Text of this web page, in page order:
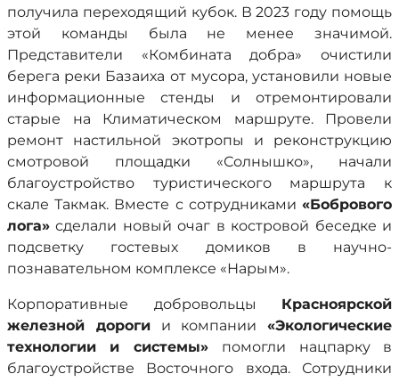
получила переходящий кубок. В 2023 году помощь
этой команды была не менее значимой.
Представители «Комбината добра» очистили
берега реки Базаиха от мусора, установили новые
информационные стенды и отремонтировали
старые на Климатическом маршруте. Провели
ремонт настильной экотропы и реконструкцию
смотровой площадки «Солнышко», начали
благоустройство туристического маршрута к
скале Такмак. Вместе с сотрудниками «Бобрового
лога» сделали новый очаг в костровой беседке и
подсветку гостевых домиков в научно-
познавательном комплексе «Нарым».
Корпоративные добровольцы Красноярской
железной дорогии компании «Экологические
технологии и системы» помогли нацпарку в
благоустройстве Восточного входа. Сотрудники